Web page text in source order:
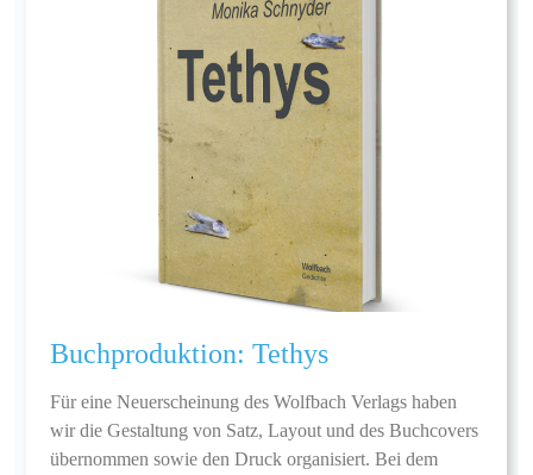
Buchproduktion: Tethys
Für eine Neuerscheinung des Wolfbach Verlags haben
wir die Gestaltung von Satz, Layout und des Buchcovers
übernommen sowie den Druck organisiert. Bei dem